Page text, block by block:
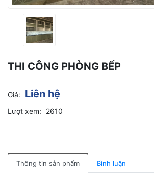
THI CÔNG PHÒNG BẾP
Giá: Liên hệ
Lượt xem: 2610
Thông tin sản phẩm Bình luận